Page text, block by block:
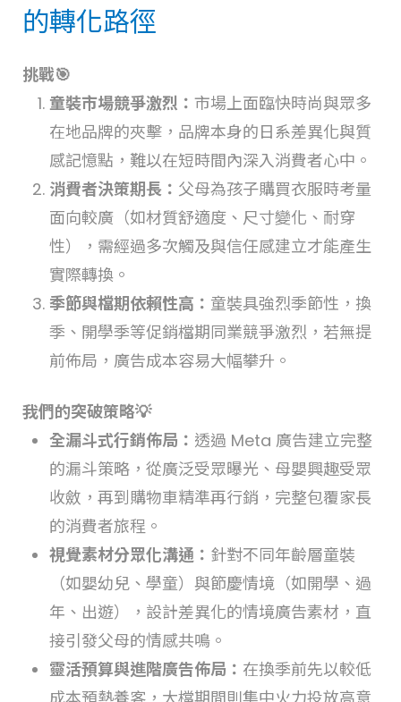
的轉化路徑
挑戰🎯
童裝市場競爭激烈： 市場上面臨快時尚與眾多
在地品牌的夾擊，品牌本身的日系差異化與質
感記憶點，難以在短時間內深入消費者心中。
消費者決策期長： 父母為孩子購買衣服時考量
面向較廣（如材質舒適度、尺寸變化、耐穿
性），需經過多次觸及與信任感建立才能產生
實際轉換。
季節與檔期依賴性高： 童裝具強烈季節性，換
季、開學季等促銷檔期同業競爭激烈，若無提
前佈局，廣告成本容易大幅攀升。
我們的突破策略💡
全漏斗式行銷佈局： 透過 Meta 廣告建立完整
的漏斗策略，從廣泛受眾曝光、母嬰興趣受眾
收斂，再到購物車精準再行銷，完整包覆家長
的消費者旅程。
視覺素材分眾化溝通： 針對不同年齡層童裝
（如嬰幼兒、學童）與節慶情境（如開學、過
年、出遊），設計差異化的情境廣告素材，直
接引發父母的情感共鳴。
靈活預算與進階廣告佈局： 在換季前先以較低